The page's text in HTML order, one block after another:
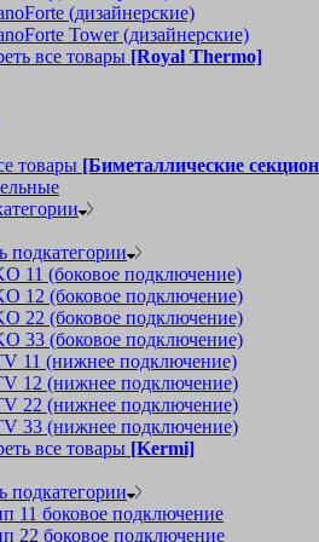
(дизайнерские)
Tower (дизайнерские)
все товары [Royal Thermo]
товары [Биметаллические
подкатегории
11 (боковое подключение)
12 (боковое подключение)
22 (боковое подключение)
33 (боковое подключение)
11 (нижнее подключение)
12 (нижнее подключение)
22 (нижнее подключение)
33 (нижнее подключение)
все товары [Kermi]
подкатегории
11 боковое подключение
22 боковое подключение